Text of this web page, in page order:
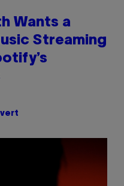
Wants a
Streaming